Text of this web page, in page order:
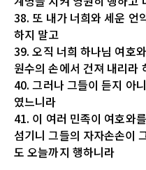
38. 또 내가 너희와 세운 언
하지 말고
39. 오직 너희 하나님 여호
원수의 손에서 건져 내리라
40. 그러나 그들이 듣지 아
였느니라
41. 이 여러 민족이 여호와
섬기니 그들의 자자손손이
도 오늘까지 행하니라